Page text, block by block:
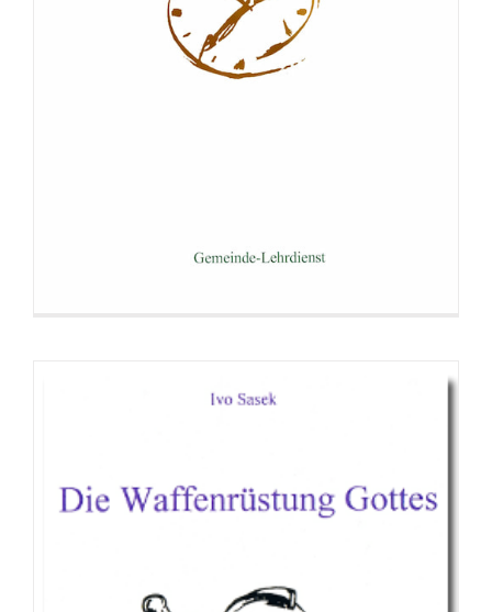
Broschüre: Die Waffenrüstung Gottes